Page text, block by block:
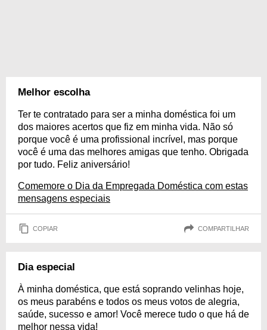
Melhor escolha
Ter te contratado para ser a minha doméstica foi um
dos maiores acertos que fiz em minha vida. Não só
porque você é uma profissional incrível, mas porque
você é uma das melhores amigas que tenho. Obrigada
por tudo. Feliz aniversário!
Comemore o Dia da Empregada Doméstica com estas
mensagens especiais
COPIAR COMPARTILHAR
Dia especial
À minha doméstica, que está soprando velinhas hoje,
os meus parabéns e todos os meus votos de alegria,
saúde, sucesso e amor! Você merece tudo o que há de
melhor nessa vida!